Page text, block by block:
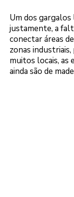
Um dos
justamente, a
conectar áreas
zonas
muitos locais, as
ainda são de